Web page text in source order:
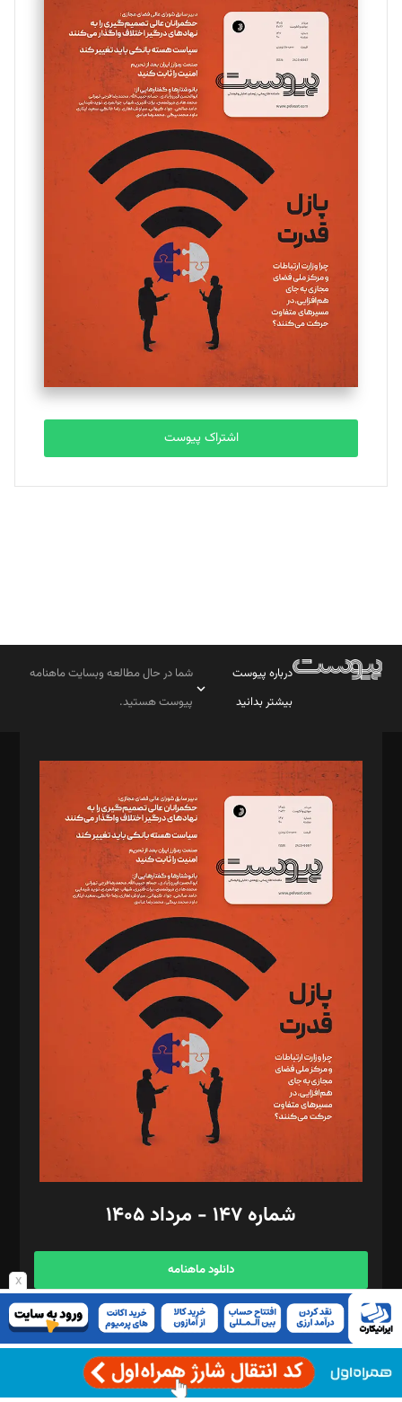
x
سروش کرمیان
تحریریه
مینا پاکدل
یسنا امان‌پور
تحریریه
ملینا جعفری
تحریریه
مصطفی مسجدی آرانی
تحریریه
بابک نقاش
تحریریه
اشتراک پیوست
درباره پیوست
بیشتر بدانید
شما در حال مطالعه وبسایت ماهنامه
پیوست هستید.
مدیر مسئول: محمدباقر اثنی‌عشری
سردبیر: مهرک محمودی
دبیر تحریریه: میثم قاسمی
د‌بیر ناداستان: سمانه سمیع
د‌بیر خدمت و تجارت: ابوالفضل رجبی
د‌بیر حقوق فناوری: حسام‌الدین ایپکچی
د‌بیر پیوست جهان: مینا پاکدل
د‌بیر تحریریه آنلاین: بابک نقاش
تحریریه‌: مجتبی محمود‌ی، آرش برهمند، یسنا امان‌پور، سروش کرمیان،
مصطفی مسجدی آرانی، ابوالفضل رجبی، زهرا فکرانه، فائزه فتحی
رستمی،مصطفی باستان
ویرایش: نگار استاد‌‌آقا
طراح یونیفرم: مجید توکلی
فیلمبرداری و عکاسی: امیر شفیعی، مانی لطفی زاده
گرافیک و صفحه‌آرایی: سید‌سبحان‌علی ثابت
مد‌یر توسعه تجاری: کامبیز برید‌
امور مالی: شاپور رهبری، محمد‌ کاظمی‌نیا
آگهی و مشترکین: ۰۹۱۹۹۹۹۰۴۵۴
شماره ۱۴۷ - مرداد ۱۴۰۵
دانلود ماهنامه
نمایش مقالات